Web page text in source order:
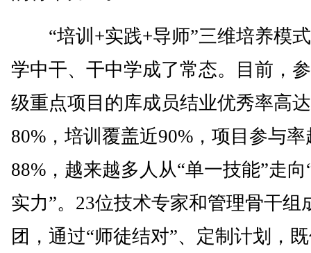
“培训+实践+导师”三维培养模
学中干、干中学成了常态。目前，
级重点项目的库成员结业优秀率高达
80%，培训覆盖近90%，项目参与率
88%，越来越多人从“单一技能”走向
实力”。23位技术专家和管理骨干组
团，通过“师徒结对”、定制计划，